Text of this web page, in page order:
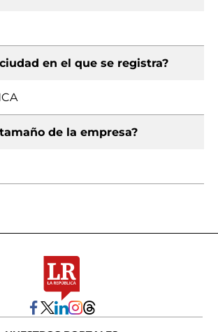
en el que se registra?
de la empresa?